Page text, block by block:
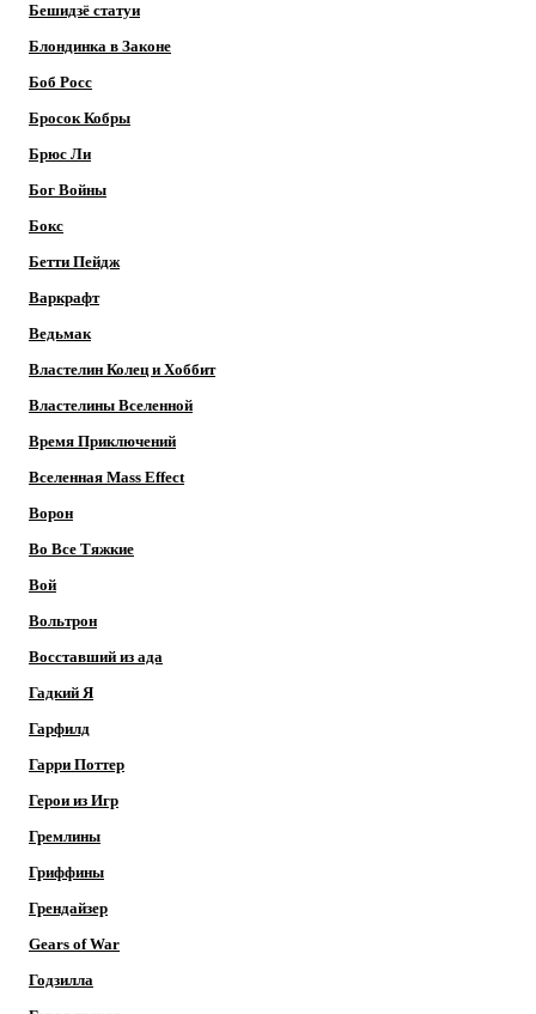
Бешидзё статуи
Блондинка в Законе
Боб Росс
Бросок Кобры
Брюс Ли
Бог Войны
Бокс
Бетти Пейдж
Варкрафт
Ведьмак
Властелин Колец и Хоббит
Властелины Вселенной
Время Приключений
Вселенная Mass Effect
Ворон
Во Все Тяжкие
Вой
Вольтрон
Восставший из ада
Гадкий Я
Гарфилд
Гарри Поттер
Герои из Игр
Гремлины
Гриффины
Грендайзер
Gears of War
Годзилла